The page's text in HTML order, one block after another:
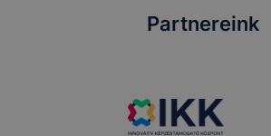
Partnereink